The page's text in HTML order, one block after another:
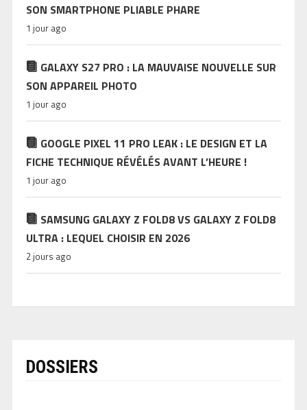
SON SMARTPHONE PLIABLE PHARE
1 jour ago
GALAXY S27 PRO : LA MAUVAISE NOUVELLE SUR
SON APPAREIL PHOTO
1 jour ago
GOOGLE PIXEL 11 PRO LEAK : LE DESIGN ET LA
FICHE TECHNIQUE RÉVÉLÉS AVANT L’HEURE !
1 jour ago
SAMSUNG GALAXY Z FOLD8 VS GALAXY Z FOLD8
ULTRA : LEQUEL CHOISIR EN 2026
2 jours ago
DOSSIERS